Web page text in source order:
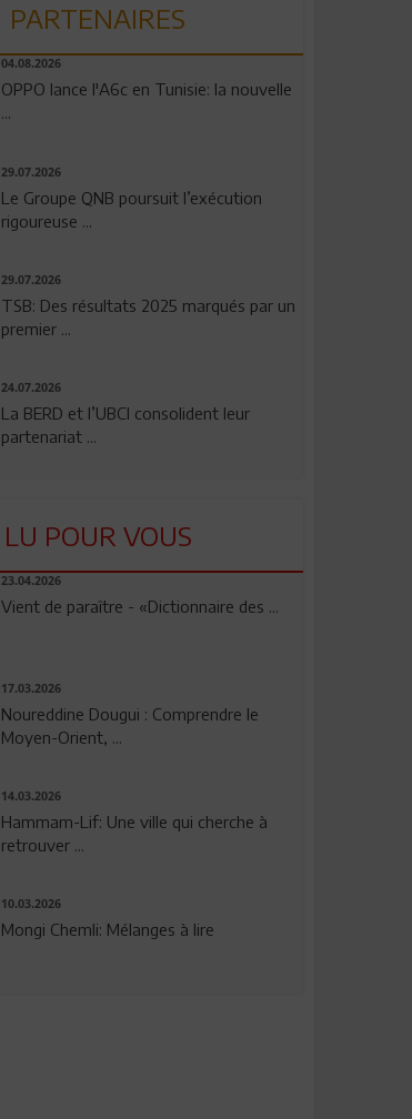
PARTENAIRES
04.08.2026
OPPO lance l'A6c en Tunisie: la nouvelle
...
29.07.2026
Le Groupe QNB poursuit l’exécution
rigoureuse ...
29.07.2026
TSB: Des résultats 2025 marqués par un
premier ...
24.07.2026
La BERD et l’UBCI consolident leur
partenariat ...
LU POUR VOUS
23.04.2026
Vient de paraître - «Dictionnaire des ...
17.03.2026
Noureddine Dougui : Comprendre le
Moyen-Orient, ...
14.03.2026
Hammam-Lif: Une ville qui cherche à
retrouver ...
10.03.2026
Mongi Chemli: Mélanges à lire